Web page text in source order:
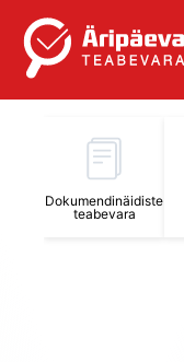
Dokumendinäidiste
teabevara